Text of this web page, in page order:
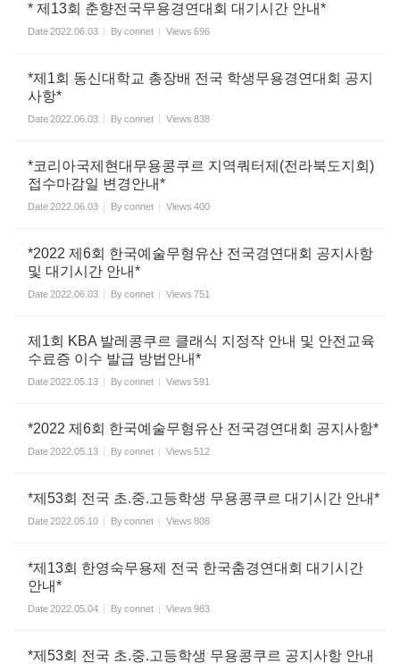
* 제13회 춘향전국무용경연대회 대기시간 안내*
Date2022.06.03 Byconnet Views 696
*제1회 동신대학교 총장배 전국 학생무용경연대회 공지
사항*
Date2022.06.03 Byconnet Views 838
*코리아국제현대무용콩쿠르 지역쿼터제(전라북도지회)
접수마감일 변경안내*
Date2022.06.03 Byconnet Views 400
*2022 제6회 한국예술무형유산 전국경연대회 공지사항
및 대기시간 안내*
Date2022.06.03 Byconnet Views 751
제1회 KBA 발레콩쿠르 클래식 지정작 안내 및 안전교육
수료증 이수 발급 방법안내*
Date2022.05.13 Byconnet Views 591
*2022 제6회 한국예술무형유산 전국경연대회 공지사항*
Date2022.05.13 Byconnet Views 512
*제53회 전국 초.중.고등학생 무용콩쿠르 대기시간 안내*
Date2022.05.10 Byconnet Views 808
*제13회 한영숙무용제 전국 한국춤경연대회 대기시간
안내*
Date2022.05.04 Byconnet Views 983
*제53회 전국 초.중.고등학생 무용콩쿠르 공지사항 안내